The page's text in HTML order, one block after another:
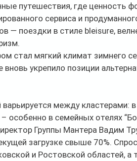
путешествия, где ценность
сервиса и
— поездки в стиле bleisure,
стал мягкий климат зимнего
укрепило позиции
между кластерами:
особенно в семейных отелях
Группы Мантера Вадим
загрузке свыше 70%.
и Ростовской областей, а